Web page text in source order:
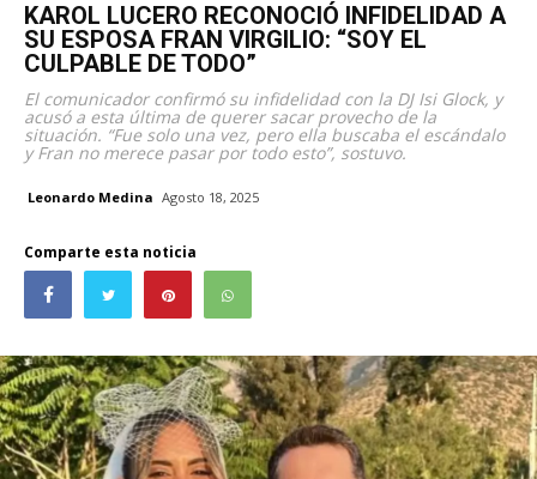
KAROL LUCERO RECONOCIÓ INFIDELIDAD A
SU ESPOSA FRAN VIRGILIO: “SOY EL
CULPABLE DE TODO”
El comunicador confirmó su infidelidad con la DJ Isi Glock, y
acusó a esta última de querer sacar provecho de la
situación. “Fue solo una vez, pero ella buscaba el escándalo
y Fran no merece pasar por todo esto”, sostuvo.
Leonardo Medina Agosto 18, 2025
Comparte esta noticia